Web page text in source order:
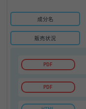
成分名
販売状況